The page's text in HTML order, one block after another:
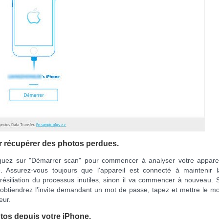
récupérer des photos perdues.
sur "Démarrer scan" pour commencer à analyser votre
vous toujours que l'appareil est connecté à maintenir
du processus inutiles, sinon il va commencer à nouveau.
l'invite demandant un mot de passe, tapez et mettre le
depuis votre iPhone.